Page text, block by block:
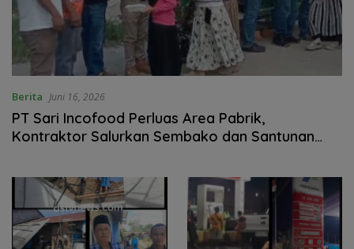
Berita Juni 16, 2026
PT Sari Incofood Perluas Area Pabrik,
Kontraktor Salurkan Sembako dan Santunan